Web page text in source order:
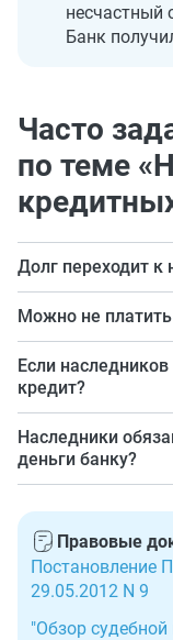
несчастный
Банк
Часто
по теме
Долг переходит к
Да.
Можно не
Да, если вы
завещанию.
Если
кредит?
Они платят
Наследники
деньги банку?
имущества,
Правовые
Постановление
29.05.2012 N 9
"Обзор